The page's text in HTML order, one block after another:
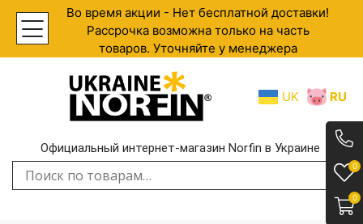
Во время акции - Нет бесплатной доставки!
Рассрочка возможна только на часть
товаров. Уточняйте у менеджера
UK RU
Официальный интернет-магазин Norfin в Украине
Искать: 0
0